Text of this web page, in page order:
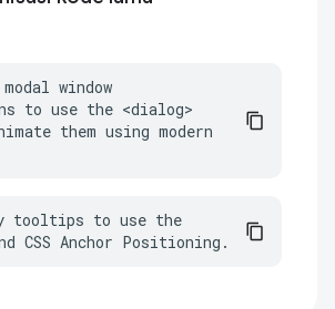
window
to use the <dialog>
them using modern
tooltips to use the
CSS Anchor Positioning.